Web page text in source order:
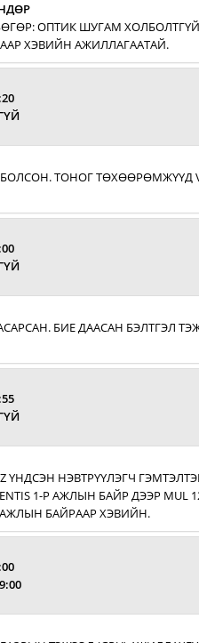
ОПТИК ШУГАМ
ХЭВИЙН АЖИЛЛАГААТАЙ.
ТОНОГ ТӨХӨӨРӨМЖҮҮД
БИЕ ДААСАН БЭЛТГЭЛ
ҮНДСЭН НЭВТРҮҮЛЭГЧ
1-Р АЖЛЫН БАЙР ДЭЭР MUL
АЖЛЫН БАЙРААР ХЭВИЙН.